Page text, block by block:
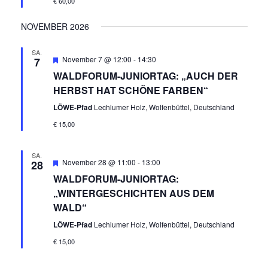
NOVEMBER 2026
SA.
7 Empfohlen
November 7 @ 12:00 - 14:30
WALDFORUM-JUNIORTAG: „AUCH DER
HERBST HAT SCHÖNE FARBEN“
LÖWE-Pfad Lechlumer Holz, Wolfenbüttel, Deutschland
€ 15,00
SA.
28 Empfohlen
November 28 @ 11:00 - 13:00
WALDFORUM-JUNIORTAG:
„WINTERGESCHICHTEN AUS DEM
WALD“
LÖWE-Pfad Lechlumer Holz, Wolfenbüttel, Deutschland
€ 15,00